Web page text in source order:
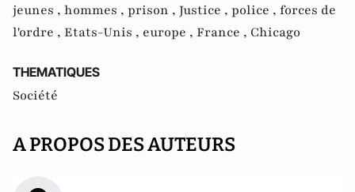
jeunes , hommes , prison , Justice , police , forces de
l'ordre , Etats-Unis , europe , France , Chicago
THEMATIQUES
Société
A PROPOS DES AUTEURS